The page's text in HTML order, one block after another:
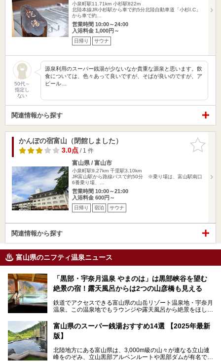
小泉町駅11.71km 小杉駅822m
北陸本線JR小杉駅から車で約5分北陸自動車道「小杉I.C」
から車で約…
営業時間 10:00～24:00
入浴料金 1,000円～
日帰り サウナ
50代～
指定し
ない
源泉利用のスーパー銭湯が少ないなか貴重な源泉と思います。飲
食については、色々あって良いですが、そばが良いのですが、ア
ピール…
関連情報から探す
お気に入
りに追加
かんぽの宿富山（閉館しました）
3.0点/ 1 件
富山県 / 富山市
小泉町駅9.27km 千里駅3.10km
JR富山駅から路線バスで約50分 ※乗り場は、富山駅南口
6番乗り場、…
営業時間 10:00～21:00
入浴料金 600円～
日帰り 宿泊 サウナ
関連情報から探す
富山県のニフティ温泉ニュース
「黒部・宇奈月温泉 やまのは」は黒部峡谷を望む
絶景の宿！露天風呂からは2つの山彦橋も見える
鉄道でアクセスできる富山県の山岳リゾート温泉地・宇奈月
温泉。この温泉地でもラウンジや露天風呂から絶景をほしい
の「黒部・宇奈月温泉 やまのは」。
自慢の眺望、温泉、居心地の良い客室、ビュッフェ式の食事
ます。日常から少し離れて、山懐で自然に癒されたいと思う
方にぴったりの温泉です。冬なら雪景色も絵になりますよ。
富山県のスーパー銭湯おすすめ14選 【2025年最新
版】
北陸地方にある富山県は、3,000m級の山々が連なる立山連
峰をのぞみ、立山黒部アルペンルートや黒部ダムが有名で